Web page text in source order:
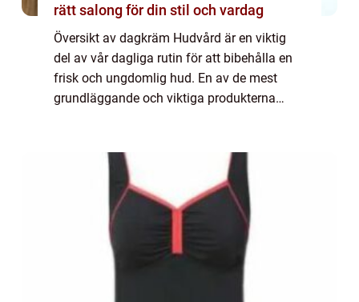
rätt salong för din stil och vardag
Översikt av dagkräm Hudvård är en viktig
del av vår dagliga rutin för att bibehålla en
frisk och ungdomlig hud. En av de mest
grundläggande och viktiga produkterna
skyddande la...